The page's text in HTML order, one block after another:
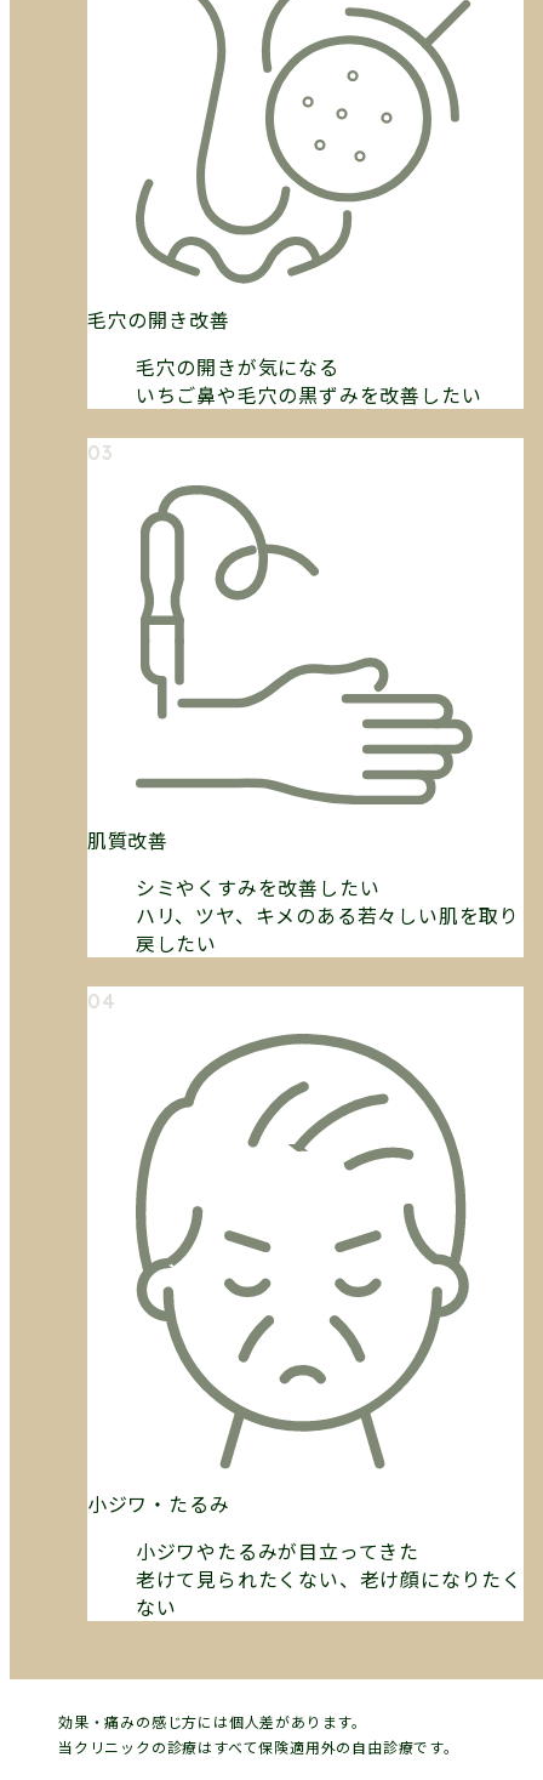
毛穴の開き改善
毛穴の開きが気になる
いちご鼻や毛穴の黒ずみを改善したい
03
肌質改善
シミやくすみを改善したい
ハリ、ツヤ、キメのある若々しい肌を取り
戻したい
04
小ジワ・たるみ
小ジワやたるみが目立ってきた
老けて見られたくない、老け顔になりたく
ない
効果・痛みの感じ方には個人差があります。
当クリニックの診療はすべて保険適用外の自由診療です。